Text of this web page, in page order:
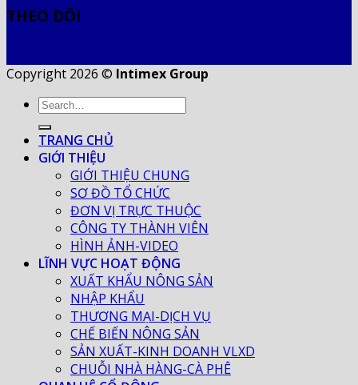
THEO DÕI
Copyright 2026 © Intimex Group
TRANG CHỦ
GIỚI THIỆU
GIỚI THIỆU CHUNG
SƠ ĐỒ TỔ CHỨC
ĐƠN VỊ TRỰC THUỘC
CÔNG TY THÀNH VIÊN
HÌNH ẢNH-VIDEO
LĨNH VỰC HOẠT ĐỘNG
XUẤT KHẨU NÔNG SẢN
NHẬP KHẨU
THƯƠNG MẠI-DỊCH VỤ
CHẾ BIẾN NÔNG SẢN
SẢN XUẤT-KINH DOANH VLXD
CHUỖI NHÀ HÀNG-CÀ PHÊ